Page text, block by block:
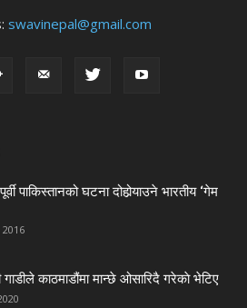
swavinepal@gmail.com
पाकिस्तानको घटना दोहोर्‍याउने भारतीय ‘गेम
2016
गाडीले काठमाडौंमा मान्छे ओसारिदै गरेकाे भेटिए